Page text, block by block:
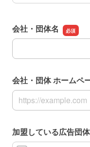
会社・団体名
会社・団体名
会社・団体 ホームペ
会社・団体 ホームペー
加盟している広告団体